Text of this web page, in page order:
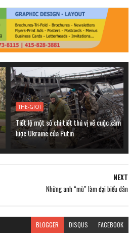
THE-GIOI
Tiết lộ một số chi tiết thú vị về cuộc xâm
lược Ukraine của Putin
NEXT
Những anh “mù” làm đại biểu dân
BLOGGER DISQUS FACEBOOK